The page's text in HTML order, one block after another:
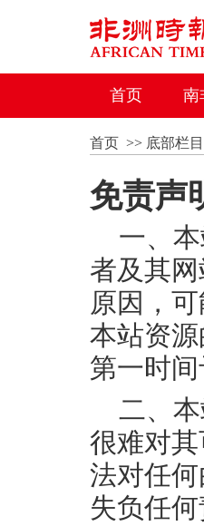
首页 南
首页>> 底部栏目
免责声
一、
者及其
原因，
本站资
第一时
二、
很难对
法对任
失负任何